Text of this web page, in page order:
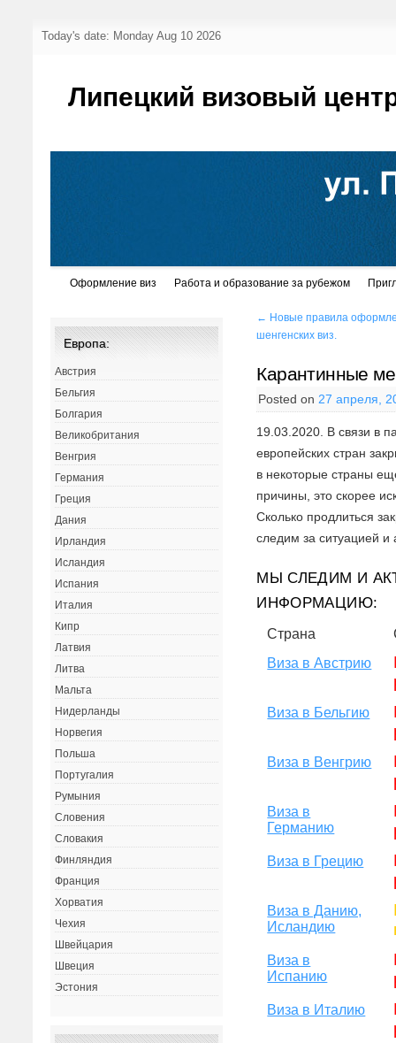
Today's date: Monday Aug 10 2026
Липецкий визовый
Оформление виз Работа и образование за рубежом
← Новые правила
шенгенских виз.
Карантинные
Posted on 27 апреля,
19.03.2020. В связи в
европейских стран
в некоторые страны
причины, это скорее
Сколько продлиться
следим за ситуацией
МЫ СЛЕДИМ И
ИНФОРМАЦИЮ:
Страна
Виза в Австрию
Виза в Бельгию
Виза в Венгрию
Виза в
Германию
Виза в Грецию
Виза в Данию,
Исландию
Виза в
Испанию
Виза в Италию
Европа:
Австрия
Бельгия
Болгария
Великобритания
Венгрия
Германия
Греция
Дания
Ирландия
Исландия
Испания
Италия
Кипр
Латвия
Литва
Мальта
Нидерланды
Норвегия
Польша
Португалия
Румыния
Словения
Словакия
Финляндия
Франция
Хорватия
Чехия
Швейцария
Швеция
Эстония